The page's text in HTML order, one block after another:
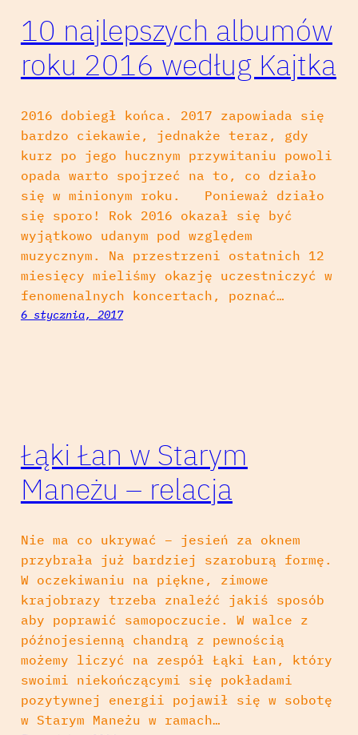
10 najlepszych albumów
roku 2016 według Kajtka
2016 dobiegł końca. 2017 zapowiada się
bardzo ciekawie, jednakże teraz, gdy
kurz po jego hucznym przywitaniu powoli
opada warto spojrzeć na to, co działo
się w minionym roku. Ponieważ działo
się sporo! Rok 2016 okazał się być
wyjątkowo udanym pod względem
muzycznym. Na przestrzeni ostatnich 12
miesięcy mieliśmy okazję uczestniczyć w
fenomenalnych koncertach, poznać…
6 stycznia, 2017
Łąki Łan w Starym
Maneżu – relacja
Nie ma co ukrywać – jesień za oknem
przybrała już bardziej szaroburą formę.
W oczekiwaniu na piękne, zimowe
krajobrazy trzeba znaleźć jakiś sposób
aby poprawić samopoczucie. W walce z
późnojesienną chandrą z pewnością
możemy liczyć na zespół Łąki Łan, który
swoimi niekończącymi się pokładami
pozytywnej energii pojawił się w sobotę
w Starym Maneżu w ramach…